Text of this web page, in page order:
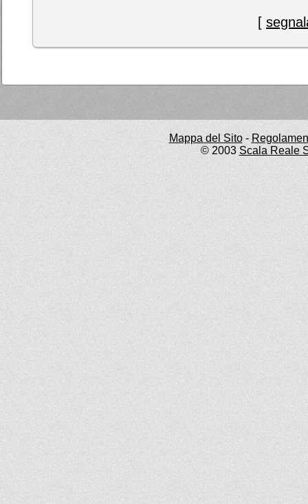
[
Mappa del Sito-
© 2003 Scala Reale